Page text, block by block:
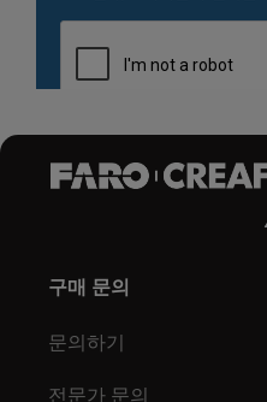
구매 문의
문의하기
전문가 문의